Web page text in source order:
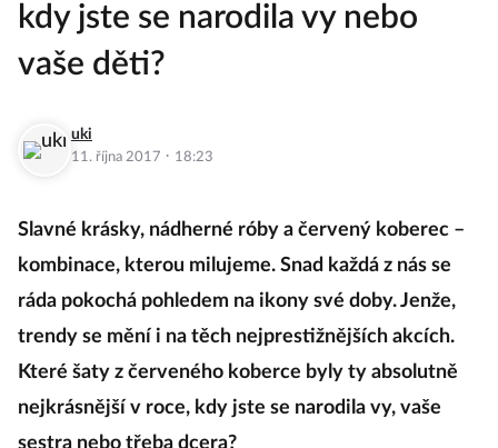
kdy jste se narodila vy nebo
vaše děti?
uki
11. října 2017 · 18:23
Slavné krásky, nádherné róby a červený koberec –
kombinace, kterou milujeme. Snad každá z nás se
ráda pokochá pohledem na ikony své doby. Jenže,
trendy se mění i na těch nejprestižnějších akcích.
Které šaty z červeného koberce byly ty absolutně
nejkrásnější v roce, kdy jste se narodila vy, vaše
sestra nebo třeba dcera?